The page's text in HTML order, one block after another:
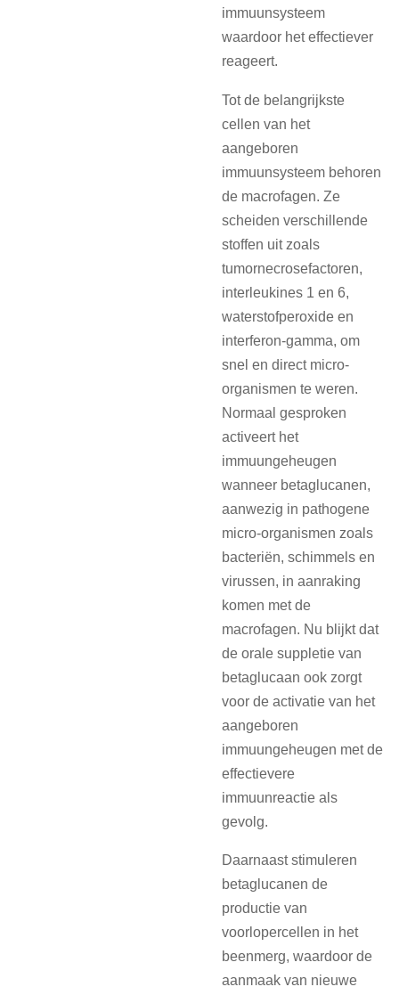
immuunsysteem
waardoor het effectiever
reageert.
Tot de belangrijkste
cellen van het
aangeboren
immuunsysteem behoren
de macrofagen. Ze
scheiden verschillende
stoffen uit zoals
tumornecrosefactoren,
interleukines 1 en 6,
waterstofperoxide en
interferon-gamma, om
snel en direct micro-
organismen te weren.
Normaal gesproken
activeert het
immuungeheugen
wanneer betaglucanen,
aanwezig in pathogene
micro-organismen zoals
bacteriën, schimmels en
virussen, in aanraking
komen met de
macrofagen. Nu blijkt dat
de orale suppletie van
betaglucaan ook zorgt
voor de activatie van het
aangeboren
immuungeheugen met de
effectievere
immuunreactie als
gevolg.
Daarnaast stimuleren
betaglucanen de
productie van
voorlopercellen in het
beenmerg, waardoor de
aanmaak van nieuwe